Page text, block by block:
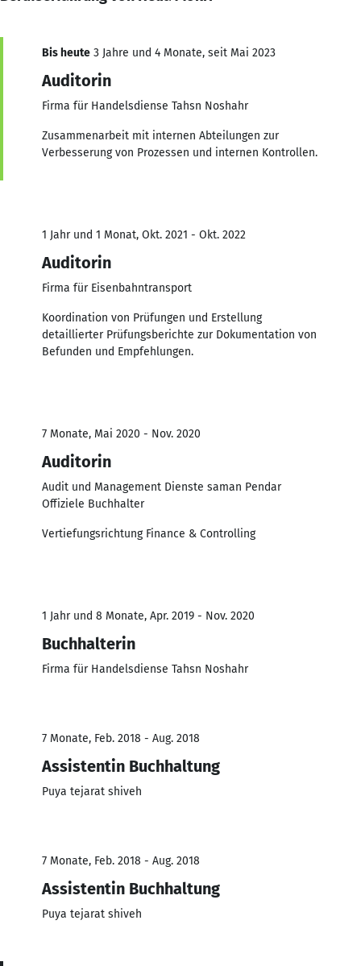
Bis heute 3 Jahre und 4 Monate, seit Mai 2023
Auditorin
Firma für Handelsdiense Tahsn Noshahr
Zusammenarbeit mit internen Abteilungen zur
Verbesserung von Prozessen und internen Kontrollen.
1 Jahr und 1 Monat, Okt. 2021 - Okt. 2022
Auditorin
Firma für Eisenbahntransport
Koordination von Prüfungen und Erstellung
detaillierter Prüfungsberichte zur Dokumentation von
Befunden und Empfehlungen.
7 Monate, Mai 2020 - Nov. 2020
Auditorin
Audit und Management Dienste saman Pendar
Offiziele Buchhalter
Vertiefungsrichtung Finance & Controlling
1 Jahr und 8 Monate, Apr. 2019 - Nov. 2020
Buchhalterin
Firma für Handelsdiense Tahsn Noshahr
7 Monate, Feb. 2018 - Aug. 2018
Assistentin Buchhaltung
Puya tejarat shiveh
7 Monate, Feb. 2018 - Aug. 2018
Assistentin Buchhaltung
Puya tejarat shiveh